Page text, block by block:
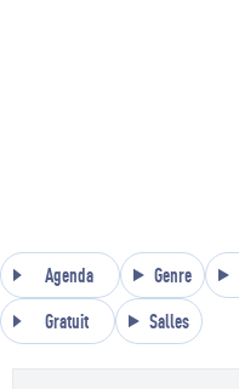
Agenda Genre
Gratuit Salles